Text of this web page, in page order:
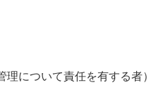
理について責任を有する者）